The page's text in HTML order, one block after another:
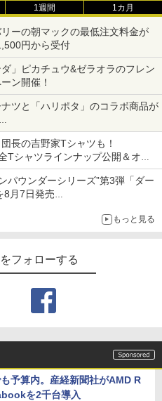
1週間 1カ月
ーの朝マックの最低注文料金が
円から受付
」ピカチュウ&ゼラオラのフレン
ン開催！
ツと「ハリポタ」のコラボ商品が
も楽しい商品が登場
長の吉野家Tシャツも！
Tシャツラインナップ公開＆オン
パウンダーシリーズ”第3弾「ダー
8月7日発売
もっと見る
フォローする
予算内。産経新聞社がAMD R
を2千台導入